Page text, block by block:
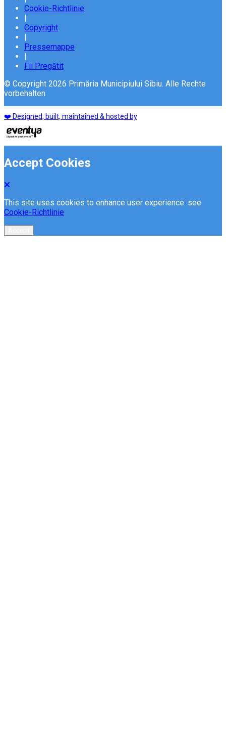
Cookie-Richtlinie
Copyright
Pressemappe
Fii Pregătit
© Copyright 2026 Primăria Municipiului Sibiu. Alle Rechte
vorbehalten
❤️ Designed, built, maintained & hosted by
Accept Cookies
This site uses cookies to enhance user experience. see
Cookie-Richtlinie